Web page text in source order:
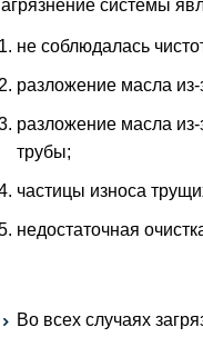
системы
не соблюдалась
разложение масла
разложение масла
трубы;
частицы износа
недостаточная
Во всех случаях